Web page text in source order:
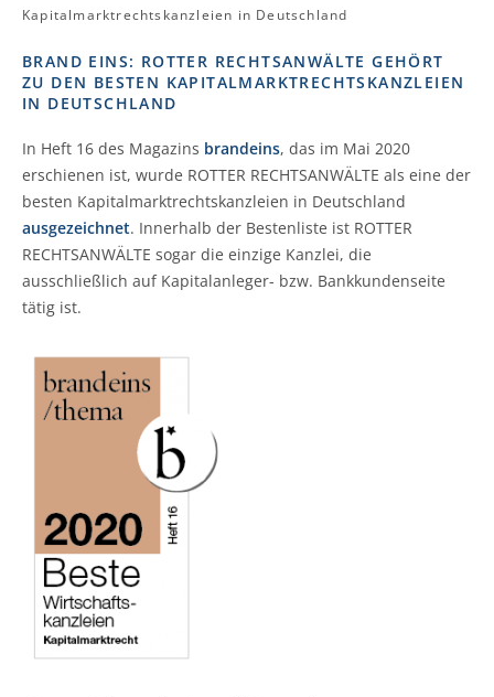
Kapitalmarktrechtskanzleien in Deutschland
BRAND EINS: ROTTER RECHTSANWÄLTE GEHÖRT
ZU DEN BESTEN KAPITALMARKTRECHTSKANZLEIEN
IN DEUTSCHLAND
In Heft 16 des Magazins brandeins, das im Mai 2020
erschienen ist, wurde ROTTER RECHTSANWÄLTE als eine der
besten Kapitalmarktrechtskanzleien in Deutschland
ausgezeichnet. Innerhalb der Bestenliste ist ROTTER
RECHTSANWÄLTE sogar die einzige Kanzlei, die
ausschließlich auf Kapitalanleger- bzw. Bankkundenseite
tätig ist.